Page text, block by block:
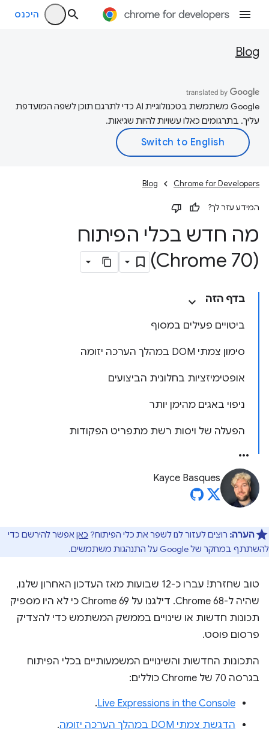
היכנס
Blog
‫Google משתמשת בטכנולוגיית AI כדי לתרגם תוכן לשפה המועדפת
עליך. בתרגומים כאלו עשויות להיות שגיאות.
Chrome for Developers
Blog
המידע עזר לך?
מה חדש בכלי הפיתוח
(Chrome 70)
בדף הזה
ביטויים פעילים במסוף
סימון צמתי DOM במהלך הערכה יזומה
אופטימיזציות בחלונית הביצועים
ניפוי באגים מהימן יותר
הפעלה של ויסות רשת מתפריט הפקודות
Kayce Basques
הערה: רוצים לעזור לנו לשפר את כלי הפיתוח? כאןאפשר להירשם כדי
להשתתף במחקר של Google על התנהגות משתמשים.
טוב שחזרת! עברו כ-12 שבועות מאז העדכון האחרון שלנו,
שהיה ל-Chrome 68. דילגנו על Chrome 69 כי לא היו מספיק
תכונות חדשות או שינויים בממשק המשתמש כדי להצדיק
פרסום פוסט.
התכונות החדשות והשינויים המשמעותיים בכלי הפיתוח
בגרסה 70 של Chrome כוללים:
Live Expressions in the Console
.
הדגשת צמתי DOM במהלך הערכה יזומה
.